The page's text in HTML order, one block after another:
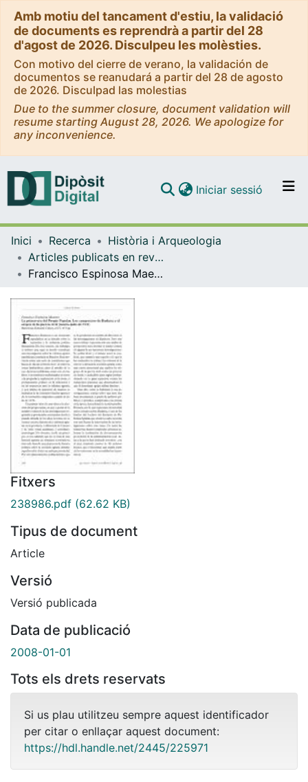
Amb motiu del tancament d'estiu, la validació
de documents es reprendrà a partir del 28
d'agost de 2026. Disculpeu les molèsties.
Con motivo del cierre de verano, la validación de
documentos se reanudará a partir del 28 de agosto
de 2026. Disculpad las molestias
Due to the summer closure, document validation will
resume starting August 28, 2026. We apologize for
any inconvenience.
Navega per tot el DD
Iniciar sessió (current)
Inici Recerca
Història i Arqueologia
Articles publicats en revistes (Història i Arqueologia)
Francisco Espinosa Maestre La primavera del Frente Popular. Los campesinos de Badajoz y el origen de la guerra civil (marzo-julio de 1936) Barcelona, Editorial Crítica, 2007, 433 pp.
Fitxers
238986.pdf (62.62 KB)
Tipus de document
Article
Versió
Versió publicada
Data de publicació
2008-01-01
Tots els drets reservats
Si us plau utilitzeu sempre aquest identificador
per citar o enllaçar aquest document:
https://hdl.handle.net/2445/225971